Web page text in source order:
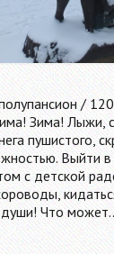
/
Зима! Лыжи,
пушистого,
Выйти в
с детской
души! Что